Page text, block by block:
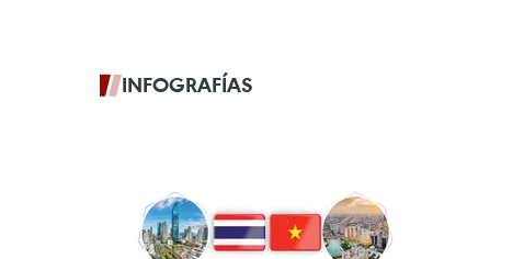
INFOGRAFÍAS